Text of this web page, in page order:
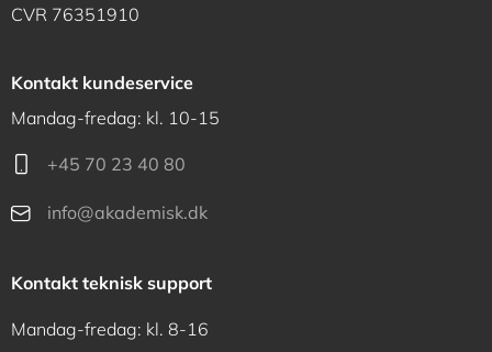
CVR 76351910
Kontakt kundeservice
Mandag-fredag: kl. 10-15
+45 70 23 40 80
info@akademisk.dk
Kontakt teknisk support
Mandag-fredag: kl. 8-16